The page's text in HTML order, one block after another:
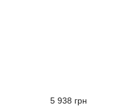
5 938 грн